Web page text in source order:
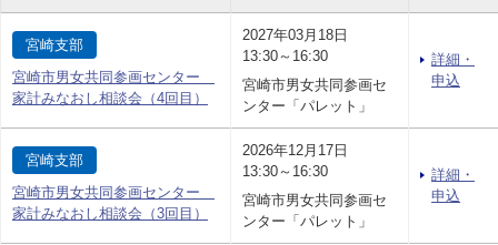
宮崎支部
宮崎市男女共同参画センター
家計みなおし相談会（4回目）
2027年03月18日
13:30～16:30
宮崎市男女共同参画セ
ンター「パレット」
詳細・
申込
宮崎支部
宮崎市男女共同参画センター
家計みなおし相談会（3回目）
2026年12月17日
13:30～16:30
宮崎市男女共同参画セ
ンター「パレット」
詳細・
申込